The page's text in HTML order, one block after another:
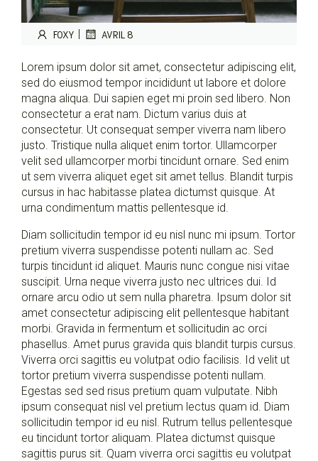
FOXY | AVRIL 8
Lorem ipsum dolor sit amet, consectetur adipiscing elit,
sed do eiusmod tempor incididunt ut labore et dolore
magna aliqua. Dui sapien eget mi proin sed libero. Non
consectetur a erat nam. Dictum varius duis at
consectetur. Ut consequat semper viverra nam libero
justo. Tristique nulla aliquet enim tortor. Ullamcorper
velit sed ullamcorper morbi tincidunt ornare. Sed enim
ut sem viverra aliquet eget sit amet tellus. Blandit turpis
cursus in hac habitasse platea dictumst quisque. At
urna condimentum mattis pellentesque id.
Diam sollicitudin tempor id eu nisl nunc mi ipsum. Tortor
pretium viverra suspendisse potenti nullam ac. Sed
turpis tincidunt id aliquet. Mauris nunc congue nisi vitae
suscipit. Urna neque viverra justo nec ultrices dui. Id
ornare arcu odio ut sem nulla pharetra. Ipsum dolor sit
amet consectetur adipiscing elit pellentesque habitant
morbi. Gravida in fermentum et sollicitudin ac orci
phasellus. Amet purus gravida quis blandit turpis cursus.
Viverra orci sagittis eu volutpat odio facilisis. Id velit ut
tortor pretium viverra suspendisse potenti nullam.
Egestas sed sed risus pretium quam vulputate. Nibh
ipsum consequat nisl vel pretium lectus quam id. Diam
sollicitudin tempor id eu nisl. Rutrum tellus pellentesque
eu tincidunt tortor aliquam. Platea dictumst quisque
sagittis purus sit. Quam viverra orci sagittis eu volutpat